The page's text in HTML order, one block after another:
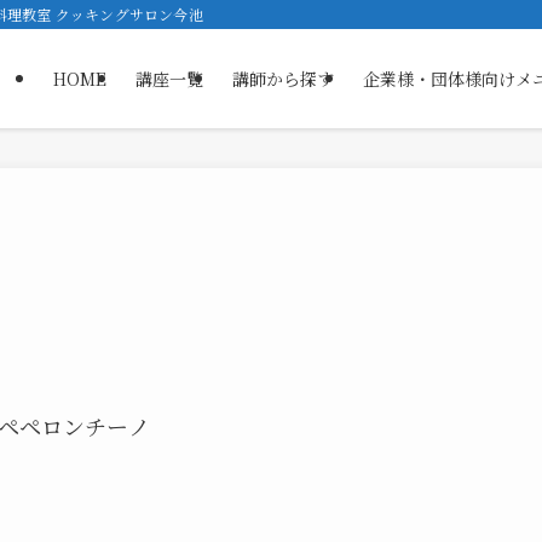
教室 クッキングサロン今池
HOME 講座一覧 講師から探す 企業様・団体様向けメ
ペロンチーノ